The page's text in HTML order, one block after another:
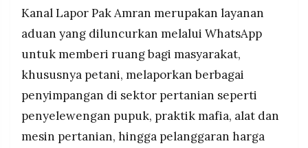
Kanal Lapor Pak Amran merupakan layanan
aduan yang diluncurkan melalui WhatsApp
untuk memberi ruang bagi masyarakat,
khususnya petani, melaporkan berbagai
penyimpangan di sektor pertanian seperti
penyelewengan pupuk, praktik mafia, alat dan
mesin pertanian, hingga pelanggaran harga